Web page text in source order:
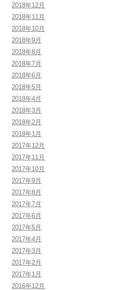
2018年12月
2018年11月
2018年10月
2018年9月
2018年8月
2018年7月
2018年6月
2018年5月
2018年4月
2018年3月
2018年2月
2018年1月
2017年12月
2017年11月
2017年10月
2017年9月
2017年8月
2017年7月
2017年6月
2017年5月
2017年4月
2017年3月
2017年2月
2017年1月
2016年12月